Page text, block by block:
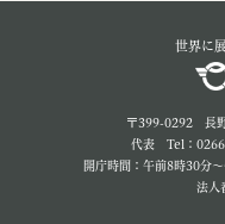
世界に
〒399-0292 長野
代表 Tel：
開庁時間：午前8時30分
法人